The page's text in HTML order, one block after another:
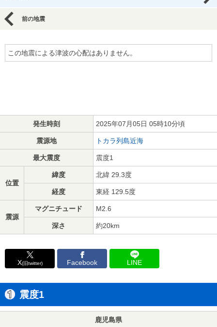
前の地震
この地震による津波の心配はありません。
発生時刻 2025年07月05日 05時10分頃
震源地 トカラ列島近海
最大震度 震度1
位置
緯度 北緯 29.3度
経度 東経 129.5度
震源
マグニチュード M2.6
深さ 約20km
X(旧twitter) Facebook LINE
震度1
鹿児島県